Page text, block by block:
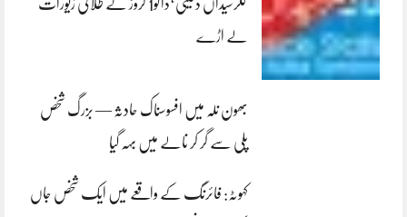
کلرسیداں ڈکیتی‘ڈاکو1 کروڑ کے طلائی زیورات
لے اڑے
بھون نلہ میں افسوسناک حادثہ — بزرگ شخص
پلی سے گر کر نالے میں بہہ گیا
کہوٹہ: فائرنگ کے واقعے میں ایک شخص جاں